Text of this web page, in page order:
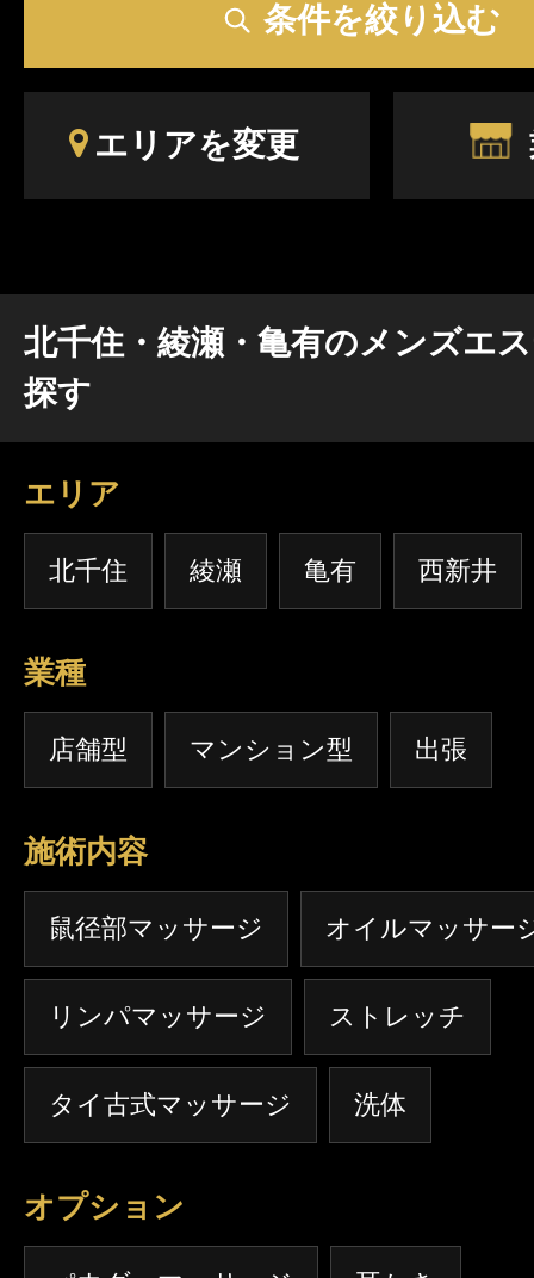
条件を絞り込む
エリアを変更
北千住・綾瀬・亀有のメンズエ
探す
エリア
北千住 綾瀬 亀有 西新井
業種
店舗型 マンション型 出張
施術内容
鼠径部マッサージ オイルマッサー
リンパマッサージ ストレッチ
タイ古式マッサージ 洗体
オプション